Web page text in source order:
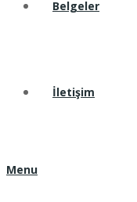
Belgeler
İletişim
Menu